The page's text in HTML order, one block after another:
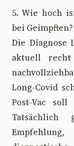
5. Wie hoch
bei Geimpften?
Die Diagnose
aktuell
Long-Covid
Post-Vac